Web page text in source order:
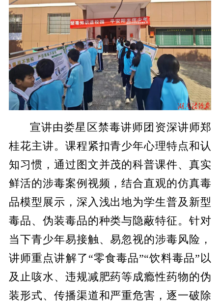
宣讲由娄星区禁毒讲师团资深讲师郑
桂花主讲。课程紧扣青少年心理特点和认
知习惯，通过图文并茂的科普课件、真实
鲜活的涉毒案例视频，结合直观的仿真毒
品模型展示，深入浅出地为学生普及新型
毒品、伪装毒品的种类与隐蔽特征。针对
当下青少年易接触、易忽视的涉毒风险，
讲师重点讲解了“零食毒品”“饮料毒品”以
及止咳水、违规减肥药等成瘾性药物的伪
装形式、传播渠道和严重危害，逐一破除